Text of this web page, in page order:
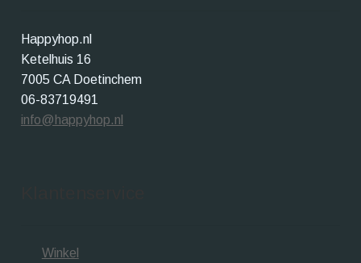
Happyhop.nl
Ketelhuis 16
7005 CA Doetinchem
06-83719491
info@happyhop.nl
Winkel